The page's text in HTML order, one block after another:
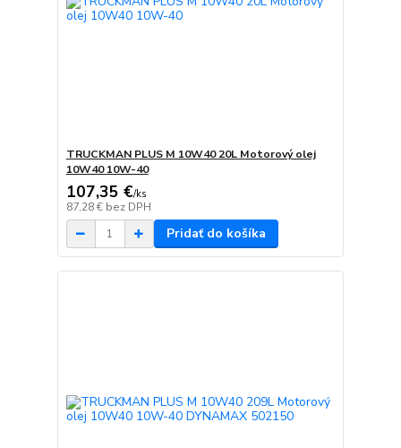
TRUCKMAN PLUS M 10W40 20L Motorový olej
10W40 10W-40
107,35 €/ks
87,28 € bez DPH
Pridať do košíka